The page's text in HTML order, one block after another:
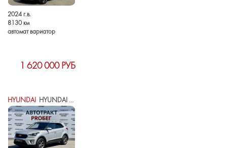
2024 г.в.
8130 км
автомат вариатор
1 620 000 РУБ
HYUNDAI HYUNDAI CRETA I